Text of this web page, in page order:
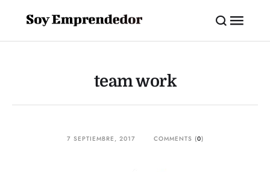
team work
7 SEPTIEMBRE, 2017 COMMENTS (0)